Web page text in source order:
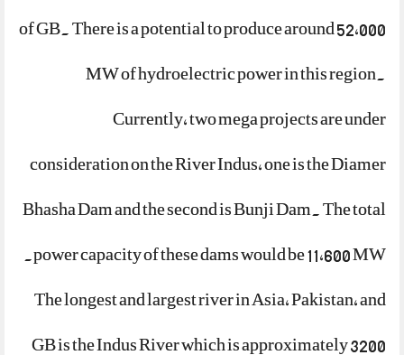
of GB. There is a potential to produce around 52,000
MW of hydroelectric power in this region.
Currently, two mega projects are under
consideration on the River Indus, one is the Diamer
Bhasha Dam and the second is Bunji Dam. The total
power capacity of these dams would be 11,600 MW.
The longest and largest river in Asia, Pakistan, and
GB is the Indus River which is approximately 3200